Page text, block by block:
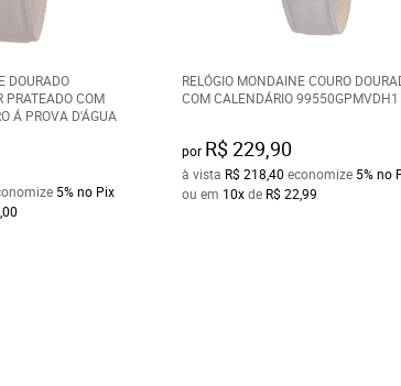
DOURADO
PRATEADO COM
Á PROVA D'ÁGUA
5% no Pix
RELÓGIO MONDAINE COURO
COM CALENDÁRIO 99550GPMVDH1
por R$ 229,90
à vista R$ 218,40 economize 5%no
ou em 10xde R$ 22,99